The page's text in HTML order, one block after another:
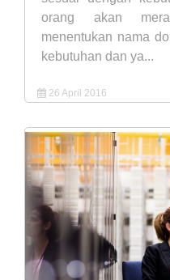
orang akan
menentukan nama
kebutuhan dan ya...
26 April 2016